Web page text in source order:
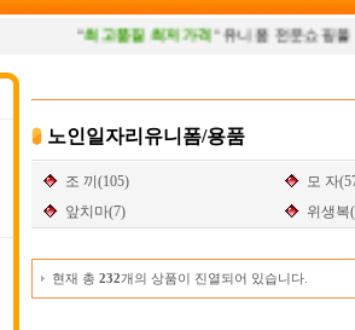
최고품질 최저가격 " 유니폼 전문쇼핑몰우
노인일자리유니폼/용품
조 끼(105)
모 자
앞치마(7)
위생복
현재 총 232개의 상품이 진열되어 있습니다.